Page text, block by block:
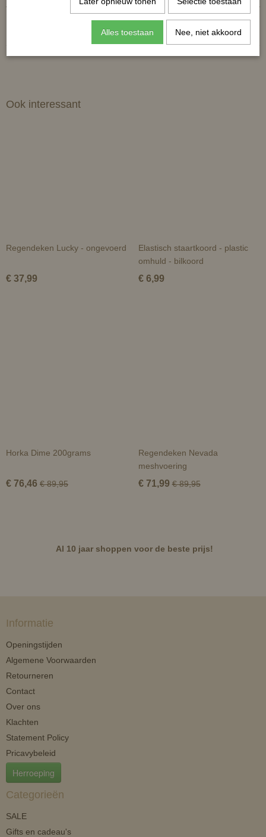
Ook interessant
Regendeken Lucky - ongevoerd
€ 37,99
Elastisch staartkoord - plastic
omhuld - bilkoord
€ 6,99
Horka Dime 200grams
€ 76,46 € 89,95
Regendeken Nevada
meshvoering
€ 71,99 € 89,95
Al 10 jaar shoppen voor de beste prijs!
Informatie
Openingstijden
Algemene Voorwaarden
Retourneren
Contact
Over ons
Klachten
Statement Policy
Pricavybeleid
Herroeping
Categorieën
SALE
Gifts en cadeau's
Alles toestaan Nee, niet akkoord